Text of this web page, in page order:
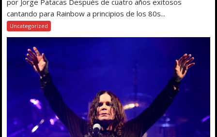
por Jorge Patacas Después de cuatro años exitosos
cantando para Rainbow a principios de los 80s...
Uncategorized